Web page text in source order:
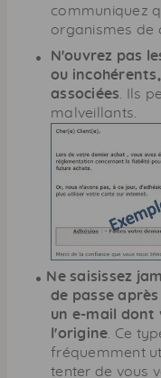
communiquez
organismes de
N'ouvrez pas
ou
associées . Ils
malveillants.
Ne saisissez
de passe
un e-mail dont
l'origine. Ce
fréquemment
tenter de vous